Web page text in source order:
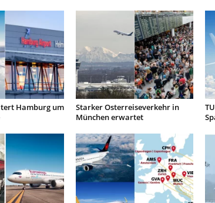
Hamburg um
Starker Osterreiseverkehr in
München erwartet